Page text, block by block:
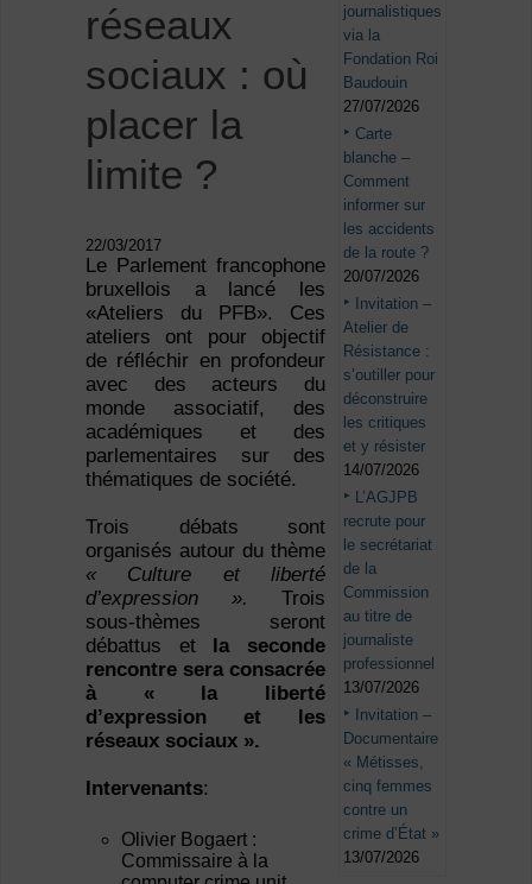
réseaux
sociaux : où
placer la
limite ?
22/03/2017
Le Parlement francophone
bruxellois a lancé les
«Ateliers du PFB». Ces
ateliers ont pour objectif
de réfléchir en profondeur
avec des acteurs du
monde associatif, des
académiques et des
parlementaires sur des
thématiques de société.
Trois débats sont
organisés autour du thème
« Culture et liberté
d’expression ».Trois
sous-thèmes seront
débattus et
la seconde
rencontre sera consacrée
à « la liberté
d’expression et les
réseaux sociaux ».
Intervenants:
Olivier Bogaert :
Commissaire à la
journalistiques
via la
Fondation Roi
Baudouin
27/07/2026
Carte
blanche –
Comment
informer sur
les accidents
de la route ?
20/07/2026
Invitation –
Atelier de
Résistance :
s’outiller pour
déconstruire
les critiques
et y résister
14/07/2026
L’AGJPB
recrute pour
le secrétariat
de la
Commission
au titre de
journaliste
professionnel
13/07/2026
Invitation –
Documentaire
« Métisses,
cinq femmes
contre un
crime d’État »
13/07/2026